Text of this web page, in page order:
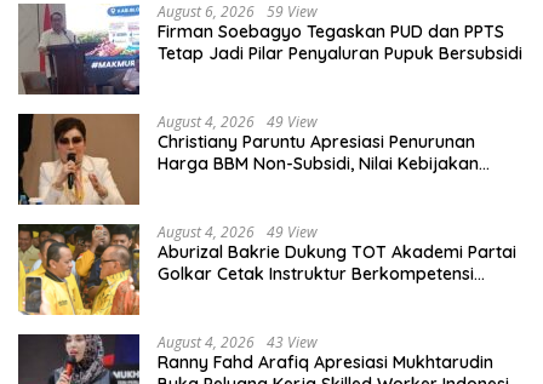
August 6, 2026 59 View
Firman Soebagyo Tegaskan PUD dan PPTS
Tetap Jadi Pilar Penyaluran Pupuk Bersubsidi
August 4, 2026 49 View
Christiany Paruntu Apresiasi Penurunan
Harga BBM Non-Subsidi, Nilai Kebijakan
August 4, 2026 49 View
Aburizal Bakrie Dukung TOT Akademi Partai
Golkar Cetak Instruktur Berkompetensi
August 4, 2026 43 View
Ranny Fahd Arafiq Apresiasi Mukhtarudin